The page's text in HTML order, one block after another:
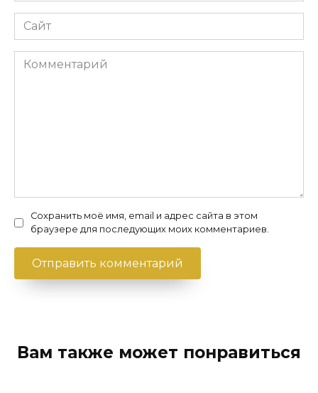
Сайт
Комментарий
Сохранить моё имя, email и адрес сайта в этом
браузере для последующих моих комментариев.
Вам также может понравиться